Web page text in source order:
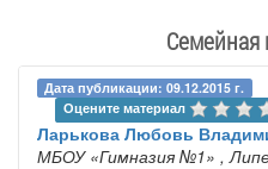
Семейная
Дата публикации: 09.12.2015 г.
Оцените материал
Ларькова Любовь
МБОУ «Гимназия №1» ,